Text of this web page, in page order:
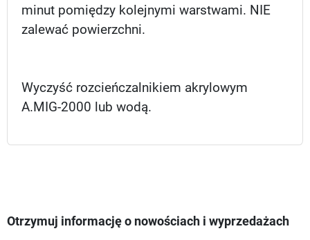
minut pomiędzy kolejnymi warstwami. NIE
zalewać powierzchni.
Wyczyść rozcieńczalnikiem akrylowym
A.MIG-2000 lub wodą.
Otrzymuj informację o nowościach i wyprzedażach